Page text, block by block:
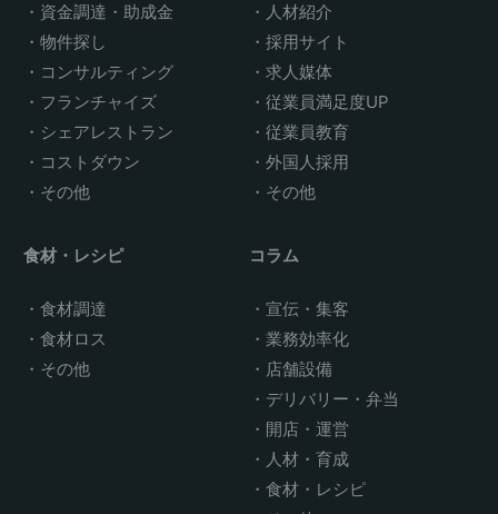
資金調達・助成金
物件探し
コンサルティング
フランチャイズ
シェアレストラン
コストダウン
その他
人材紹介
採用サイト
求人媒体
従業員満足度UP
従業員教育
外国人採用
その他
食材・レシピ
食材調達
食材ロス
その他
コラム
宣伝・集客
業務効率化
店舗設備
デリバリー・弁当
開店・運営
人材・育成
食材・レシピ